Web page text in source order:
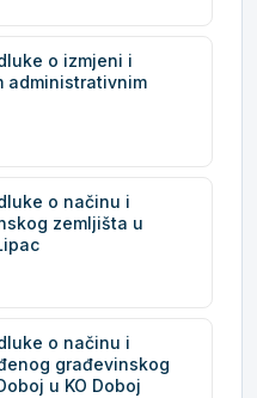
o izmjeni i
administrativnim
o načinu i
zemljišta u
o načinu i
građevinskog
u KO Doboj